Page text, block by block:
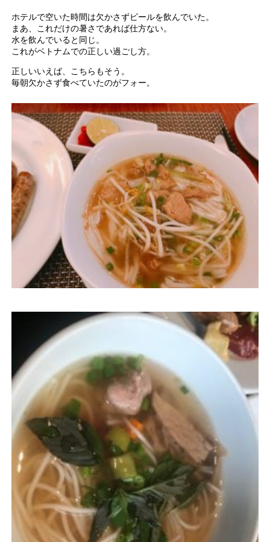
ホテルで空いた時間は欠かさずビールを飲んでいた。
まあ、これだけの暑さであれば仕方ない。
水を飲んでいると同じ。
これがベトナムでの正しい過ごし方。
正しいいえば、こちらもそう。
毎朝欠かさず食べていたのがフォー。